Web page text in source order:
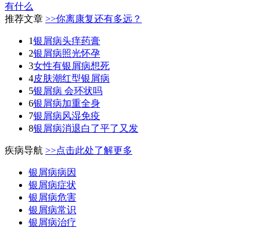
有什么
推荐文章 >>你离康复还有多远？
1银屑病头痒药膏
2银屑病照光怀孕
3女性有银屑病想死
4皮肤潮红型银屑病
5银屑病 会环状吗
6银屑病加重全身
7银屑病风湿免疫
8银屑病消退白了平了又发
疾病导航 >>点击此处了解更多
银屑病病因
银屑病症状
银屑病危害
银屑病常识
银屑病治疗